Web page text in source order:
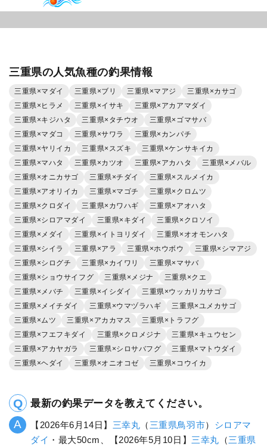
三重県の人気魚種の釣果情報
三重県×マダイ 三重県×ブリ 三重県×マアジ
三重県×カサゴ
三重県×ヒラメ
三重県×イサキ
三重県×アカアマダイ
三重県×キジハタ
三重県×タチウオ
三重県×ゴマサバ
三重県×マダコ
三重県×サワラ
三重県×カンパチ
三重県×ヤリイカ
三重県×スズキ
三重県×ケンサキイカ
三重県×マハタ
三重県×カツオ 三重県×アカハタ
三重県×メバル
三重県×オニカサゴ
三重県×チダイ
三重県×スルメイカ
三重県×アオリイカ
三重県×マゴチ
三重県×クロムツ
三重県×クロダイ
三重県×カワハギ
三重県×アオハタ
三重県×シロアマダイ
三重県×キダイ
三重県×クロソイ
三重県×メダイ
三重県×イトヨリダイ
三重県×オオモンハタ
三重県×シイラ
三重県×アラ 三重県×ホウボウ
三重県×シマアジ
三重県×シログチ
三重県×カイワリ
三重県×マサバ
三重県×ショウサイフグ
三重県×メジナ
三重県×クエ
三重県×メバチ
三重県×イシダイ
三重県×ウッカリカサゴ
三重県×メイチダイ
三重県×ウマヅラハギ
三重県×ユメカサゴ
三重県×ムツ
三重県×アカカマス
三重県×トラフグ
三重県×フエフキダイ
三重県×クロメジナ
三重県×キュウセン
三重県×アカヤガラ
三重県×シロサバフグ
三重県×マトウダイ
三重県×ヘダイ
三重県×オニオコゼ 三重県×コウイカ
最新の釣果データを教えてください。
【2026年6月14日】 三幸丸 （ 三重県鳥羽市） シロアマ
ダイ ・最大50cm、【2026年5月10日】 三幸丸 （三重県